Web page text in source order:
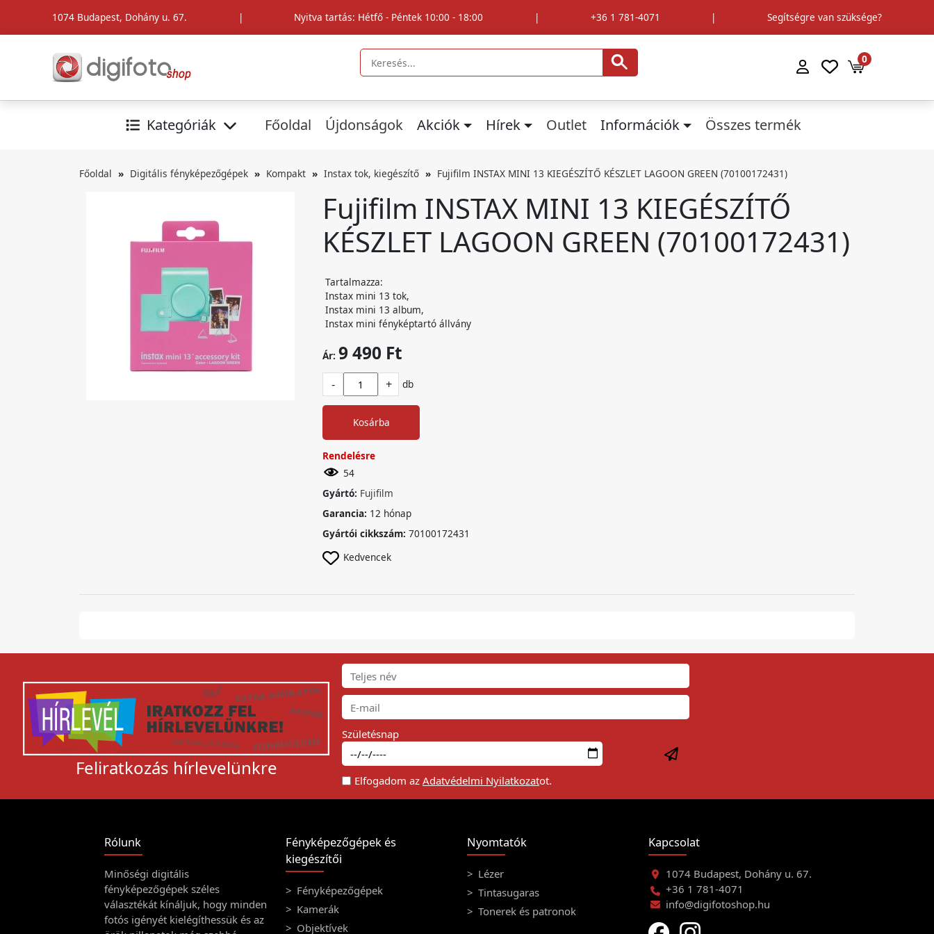
1074 Budapest, Dohány u. 67. | Nyitva tartás: Hétfő - Péntek 10:00 - 18:00 | +36 1 781-4071 | Segítségre van szüksége?
0
Kategóriák Főoldal Újdonságok Akciók Hírek Outlet Információk Összes termék
Főoldal Digitális fényképezőgépek Kompakt Instax tok, kiegészítő Fujifilm INSTAX MINI 13 KIEGÉSZÍTŐ KÉSZLET LAGOON GREEN (70100172431)
Fujifilm INSTAX MINI 13 KIEGÉSZÍTŐ
KÉSZLET LAGOON GREEN (70100172431)
Tartalmazza:
Instax mini 13 tok,
Instax mini 13 album,
Instax mini fényképtartó állvány
Ár: 9 490 Ft
- + db
Kosárba
Rendelésre
54
Gyártó: Fujifilm
Garancia: 12 hónap
Gyártói cikkszám: 70100172431
Kedvencek
Feliratkozás hírlevelünkre
Születésnap
Elfogadom az Adatvédelmi Nyilatkozatot.
Rólunk
Minőségi digitális
fényképezőgépek széles
választékát kínáljuk, hogy minden
fotós igényét kielégíthessük és az
Fényképezőgépek és
kiegészítői
Fényképezőgépek
Kamerák
Objektívek
Nyomtatók
Lézer
Tintasugaras
Tonerek és patronok
Kapcsolat
1074 Budapest, Dohány u. 67.
+36 1 781-4071
info@digifotoshop.hu